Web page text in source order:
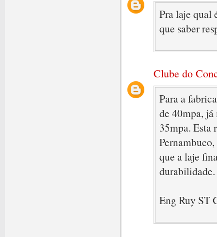
Pra laje qual
que saber
Clube do
Para a
de 40mpa, já
35mpa. Esta
que a laje
durabilidade.
Eng Ruy ST